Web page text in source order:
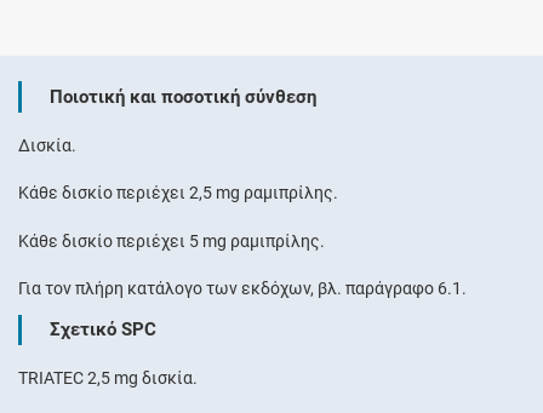
Ποιοτική και ποσοτική σύνθεση
Δισκία.
Κάθε δισκίο περιέχει 2,5 mg ραμιπρίλης.
Κάθε δισκίο περιέχει 5 mg ραμιπρίλης.
Για τον πλήρη κατάλογο των εκδόχων, βλ. παράγραφο 6.1.
Σχετικό SPC
TRIATEC 2,5 mg δισκία.